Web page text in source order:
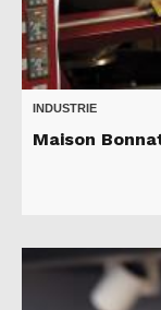
INDUSTRIE
Maison